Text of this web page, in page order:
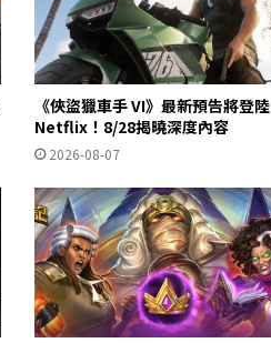
《俠盜獵車手 VI》最新預告將登陸
Netflix！8/28揭曉深度內容
2026-08-07